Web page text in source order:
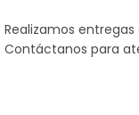
Realizamos
Contáctanos para